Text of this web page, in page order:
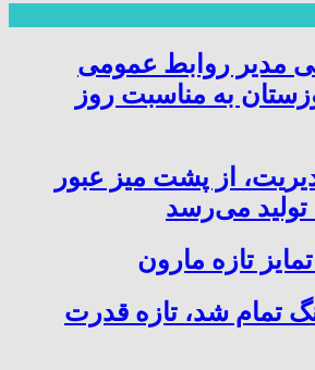
مدیر روابط عمومی
به مناسبت روز
از پشت میز عبور
می‌رسد
تازه مارون
تمام شد، تازه قدرت